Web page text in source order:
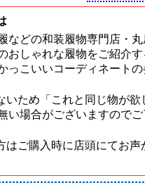
などの和装履物専門店・
おしゃれな履物をご紹介
っこいいコーディネート
いため「これと同じ物が欲
い場合がございますのでご
ご購入時に店頭にてお声